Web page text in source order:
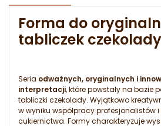
Forma do
tabliczek
Seria odważnych, oryginalnych i
interpretacji, które powstały na bazie
tabliczki czekolady. Wyjątkowo
w wyniku współpracy profesjonalistów
cukiernictwa. Formy charakteryzuje